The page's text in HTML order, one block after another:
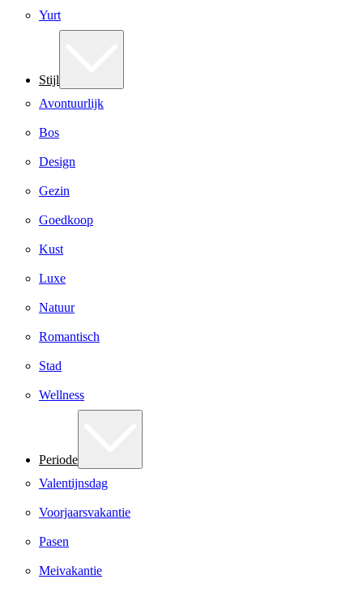
Yurt
Stijl
Avontuurlijk
Bos
Design
Gezin
Goedkoop
Kust
Luxe
Natuur
Romantisch
Stad
Wellness
Periode
Valentijnsdag
Voorjaarsvakantie
Pasen
Meivakantie